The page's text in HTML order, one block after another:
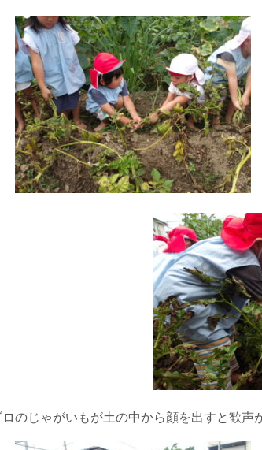
ロのじゃがいもが土の中から顔を出すと歓声